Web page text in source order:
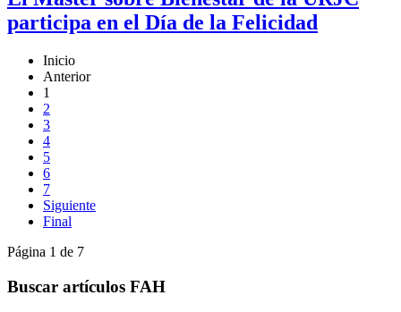
participa en el Día de la Felicidad
Inicio
Anterior
1
2
3
4
5
6
7
Siguiente
Final
Página 1 de 7
Buscar artículos FAH